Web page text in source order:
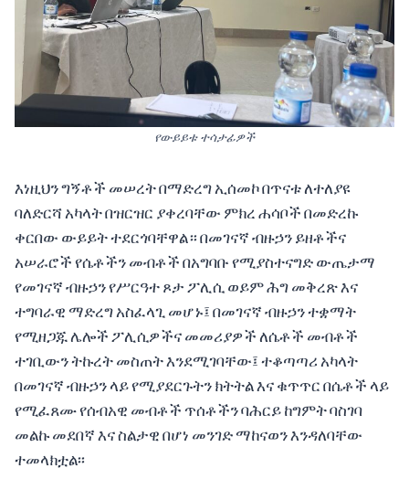
የውይይቱ ተሳታፊዎች
እነዚህን ግኝቶች መሠረት በማድረግ ኢሰመኮ በጥናቱ ለተለያዩ
ባለድርሻ አካላት በዝርዝር ያቀረባቸው ምክረ ሐሳቦች በመድረኩ
ቀርበው ውይይት ተደርጎባቸዋል። በመገናኛ ብዙኃን ይዘቶችና
አሠራሮች የሴቶችን መብቶች በአግባቡ የሚያስተናግድ ውጤታማ
የመገናኛ ብዙኃን የሥርዓተ ጾታ ፖሊሲ ወይም ሕግ መቅረጽ እና
ተግባራዊ ማድረግ አስፈላጊ መሆኑ፤ በመገናኛ ብዙኃን ተቋማት
የሚዘጋጁ ሌሎች ፖሊሲዎችና መመሪያዎች ለሴቶች መብቶች
ተገቢውን ትኩረት መስጠት እንደሚገባቸው፤ ተቆጣጣሪ አካላት
በመገናኛ ብዙኃን ላይ የሚያደርጉትን ክትትል እና ቁጥጥር በሴቶች ላይ
የሚፈጸሙ የሰብአዊ መብቶች ጥሰቶችን ባሕርይ ከግምት ባስገባ
መልኩ መደበኛ እና ስልታዊ በሆነ መንገድ ማከናወን እንዳለባቸው
ተመላክቷል፡፡